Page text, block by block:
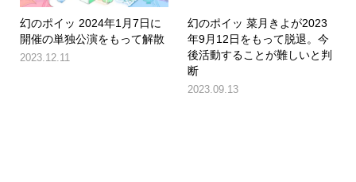
幻のポイッ 2024年1月7日に
開催の単独公演をもって解散
2023.12.11
幻のポイッ 菜月きよが2023
年9月12日をもって脱退。今
後活動することが難しいと判
断
2023.09.13